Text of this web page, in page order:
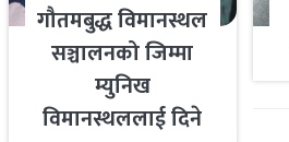
गौतमबुद्ध विमानस्थल
सञ्चालनको जिम्मा
म्युनिख
विमानस्थललाई दिने